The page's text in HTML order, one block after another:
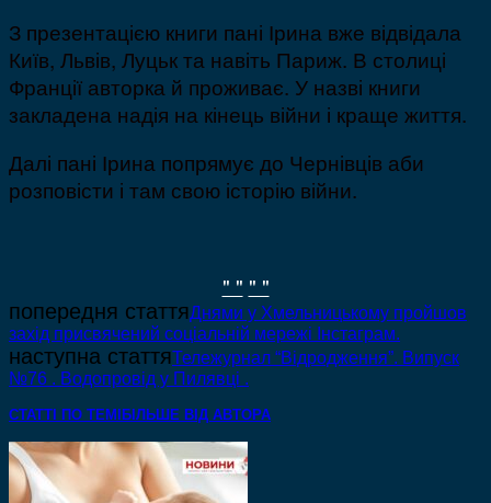
З презентацією книги пані Ірина вже відвідала
Київ, Львів, Луцьк та навіть Париж. В столиці
Франції авторка й проживає. У назві книги
закладена надія на кінець війни і краще життя.
Далі пані Ірина попрямує до Чернівців аби
розповісти і там свою історію війни.
" " " "
попередня статтяДнями у Хмельницькому пройшов
захід присвячений соціальній мережі Інстаграм.
наступна статтяТележурнал “Відродження”. Випуск
№76 . Водопровід у Пилявці .
СТАТТІ ПО ТЕМІ БІЛЬШЕ ВІД АВТОРА